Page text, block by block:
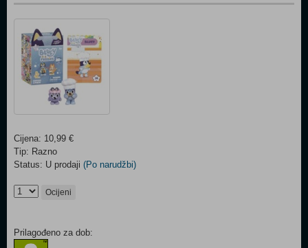
Cijena: 10,99 €
Tip: Razno
Status: U prodaji (Po narudžbi)
Ocijeni
Prilagođeno za dob: